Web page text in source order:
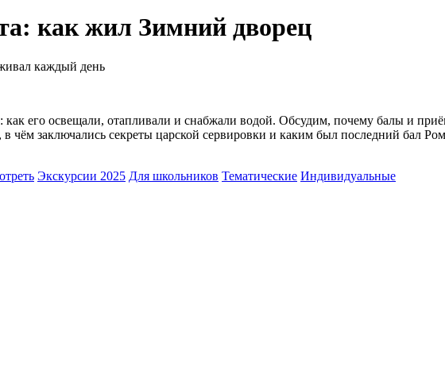
как жил Зимний дворец
каждый день
его освещали, отапливали и снабжали водой. Обсудим, почему балы и
заключались секреты царской сервировки и каким был последний бал
Экскурсии 2025 Для школьников Тематические Индивидуальные